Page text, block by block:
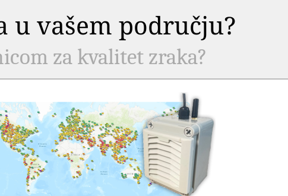
u vašem području?
za kvalitet zraka?